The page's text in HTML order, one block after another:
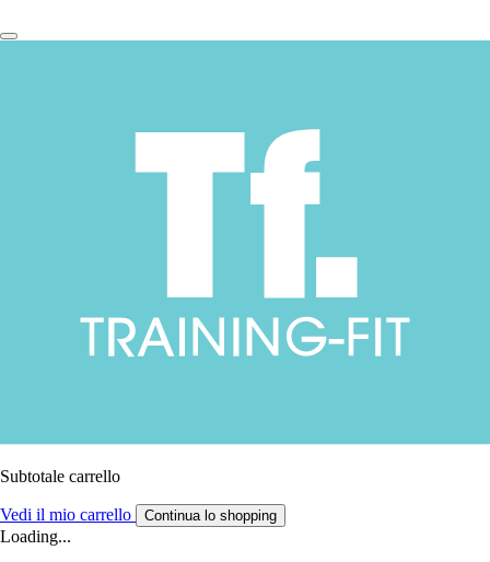
Subtotale carrello
Vedi il mio carrello Continua lo shopping
Loading...